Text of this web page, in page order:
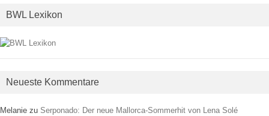
BWL Lexikon
Neueste Kommentare
Melanie zu Serponado: Der neue Mallorca-Sommerhit von Lena Solé